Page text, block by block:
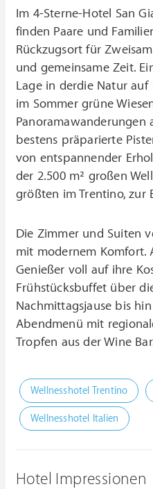
Im 4-Sterne-Hotel San
finden Paare und
Rückzugsort für
und gemeinsame Zeit.
Lage in derdie Natur auf
im Sommer grüne
Panoramawanderungen
bestens präparierte
von entspannender
der 2.500 m² großen
größten im Trentino, zur
Die Zimmer und Suiten
mit modernem Komfort.
Genießer voll auf ihre
Frühstücksbuffet über
Nachmittagsjause bis
Abendmenü mit
Tropfen aus der Wine
Wellnesshotel Trentino
Wellnesshotel Italien
Hotel Impressionen